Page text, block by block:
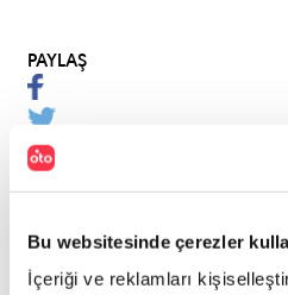
Bu websitesinde çerezler
İçeriği ve reklamları
PAYLAŞ